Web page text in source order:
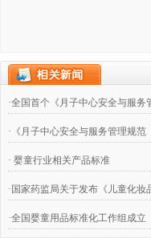
·全国首个《月子中心安全与服
·《月子中心安全与服务管理规范
· 婴童行业相关产品标准
·国家药监局关于发布《儿童化妆
·全国婴童用品标准化工作组成立